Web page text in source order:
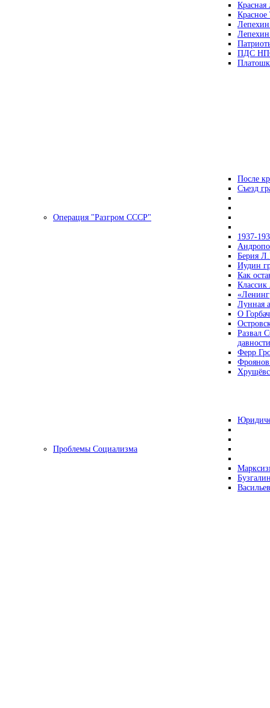
Красная
ПДС
После
Съезд
Операция "Разгром СССР"
1937-
Берия
Иудин
Как
Лунная
О
Развал
давности
Ферр
Проблемы Социализма